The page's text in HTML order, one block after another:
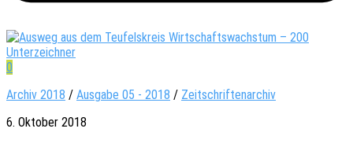
0
Archiv 2018 / Ausgabe 05 - 2018 / Zeitschriftenarchiv
6. Oktober 2018